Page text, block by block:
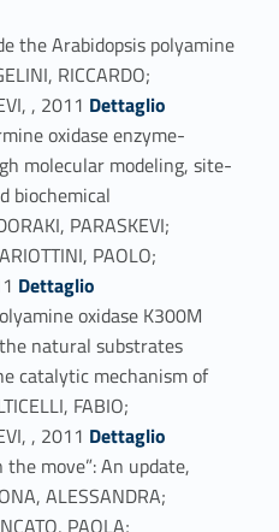
the Arabidopsis polyamine
RICCARDO;
, 2011 Link identifier #identifier_person_55836-26
Dettaglio
oxidase enzyme-
molecular modeling, site-
biochemical
PARASKEVI;
PAOLO;
Link identifier #identifier_person_31343-27
Dettaglio
oxidase K300M
natural substrates
catalytic mechanism of
FABIO;
, 2011 Link identifier #identifier_person_107290-28
Dettaglio
the move”: An update,
ALESSANDRA;
PAOLA;